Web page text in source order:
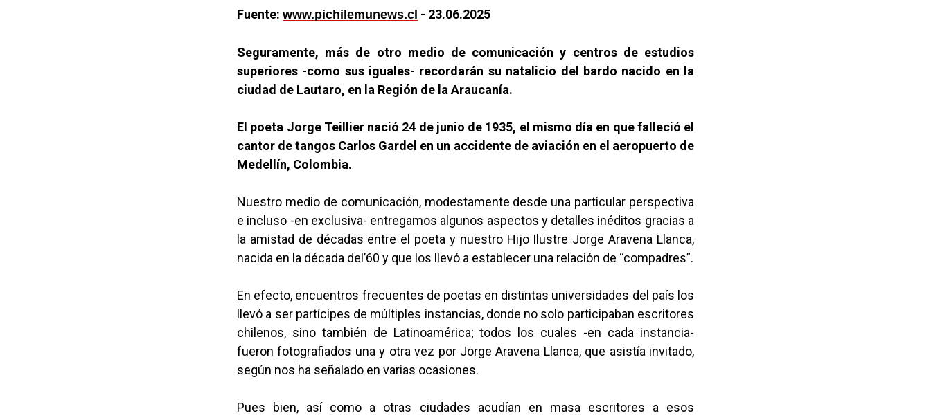
Fuente: www.pichilemunews.cl - 23.06.2025
Seguramente, más de otro medio de comunicación y centros de estudios
superiores -como sus iguales- recordarán su natalicio del bardo nacido en la
ciudad de Lautaro, en la Región de la Araucanía.
El poeta Jorge Teillier nació 24 de junio de 1935, el mismo día en que falleció el
cantor de tangos Carlos Gardel en un accidente de aviación en el aeropuerto de
Medellín, Colombia.
Nuestro medio de comunicación, modestamente desde una particular perspectiva
e incluso -en exclusiva- entregamos algunos aspectos y detalles inéditos gracias a
la amistad de décadas entre el poeta y nuestro Hijo Ilustre Jorge Aravena Llanca,
nacida en la década del’60 y que los llevó a establecer una relación de “compadres”.
En efecto, encuentros frecuentes de poetas en distintas universidades del país los
llevó a ser partícipes de múltiples instancias, donde no solo participaban escritores
chilenos, sino también de Latinoamérica; todos los cuales -en cada instancia-
fueron fotografiados una y otra vez por Jorge Aravena Llanca, que asistía invitado,
según nos ha señalado en varias ocasiones.
Pues bien, así como a otras ciudades acudían en masa escritores a esos